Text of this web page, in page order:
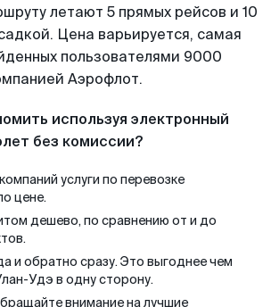
летают 5 прямых рейсов и 10
Цена варьируется, самая
пользователями 9000
Аэрофлот.
используя электронный
без комиссии?
услуги по перевозке
цене.
дешево, по сравнению от и до
и обратно сразу. Это выгоднее чем
Удэ в одну сторону.
внимание на лучшие